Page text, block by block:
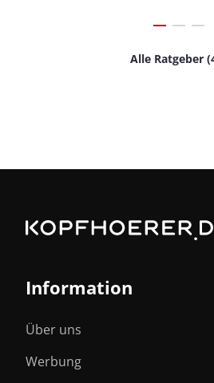
Alle Ratgeber
Information
Über uns
Werbung